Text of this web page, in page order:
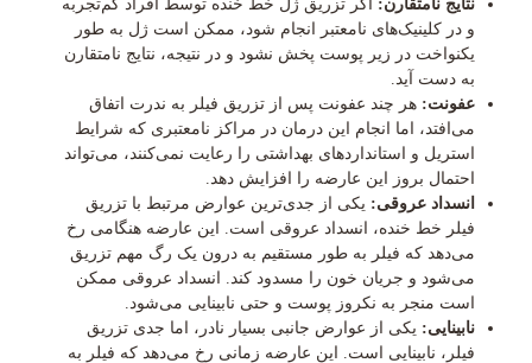
نتایج نامتقارن: اگر تزریق ژل خط خنده توسط افراد کم‌تجربه
و در کلینیک‌های نامعتبر انجام شود، ممکن است ژل به طور
یکنواخت در زیر پوست پخش نشود و در نتیجه، نتایج نامتقارن
به دست آید.
عفونت: هر چند عفونت پس از تزریق فیلر به ندرت اتفاق
می‌افتد، اما انجام این درمان در مراکز نامعتبری که شرایط
استریل و استانداردهای بهداشتی را رعایت نمی‌کنند، می‌تواند
احتمال بروز این عارضه را افزایش دهد.
انسداد عروقی: یکی از جدی‌ترین عوارض مرتبط با تزریق
فیلر خط خنده، انسداد عروقی است. این عارضه هنگامی رخ
می‌دهد که فیلر به طور مستقیم به درون یک رگ مهم تزریق
می‌شود و جریان خون را مسدود کند. انسداد عروقی ممکن
است منجر به نکروز پوست و حتی نابینایی می‌شود.
نابینایی: یکی از عوارض جانبی بسیار نادر، اما جدی تزریق
فیلر، نابینایی است. این عارضه زمانی رخ می‌دهد که فیلر به